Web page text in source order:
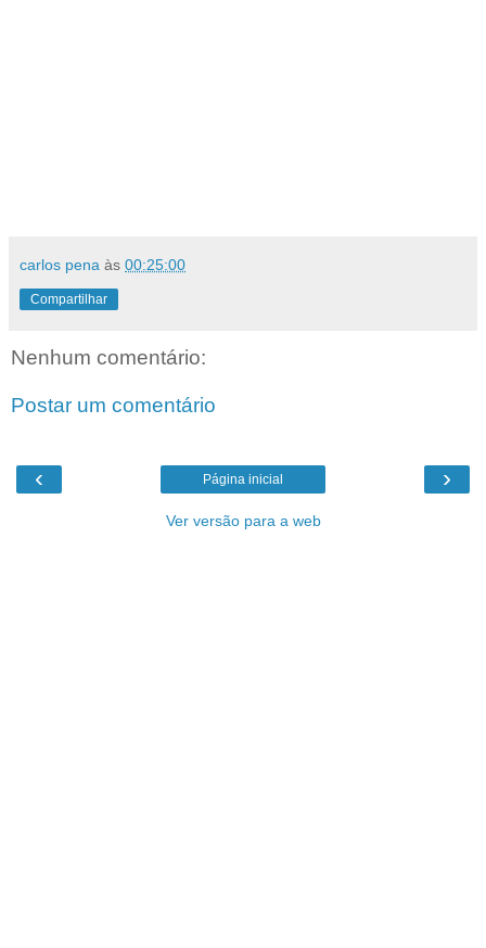
carlos pena às 00:25:00
Compartilhar
Nenhum comentário:
Postar um comentário
‹ ›
Página inicial
Ver versão para a web